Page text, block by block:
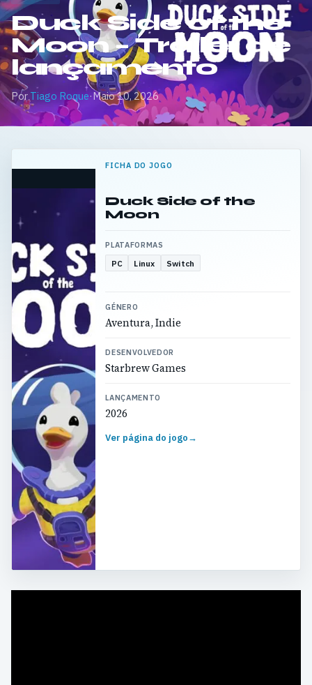
Duck Side of the
Moon – Trailer de
lançamento
PorTiago Roque·Maio 10, 2026
FICHA DO JOGO
Duck Side of the
Moon
PLATAFORMAS
PC Linux Switch
GÉNERO
Aventura, Indie
DESENVOLVEDOR
Starbrew Games
LANÇAMENTO
2026
Ver página do jogo→